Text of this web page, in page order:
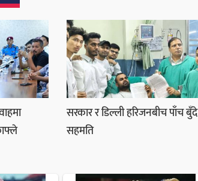
सरकार र डिल्ली हरिजनबीच पाँच बुँदे
सहमति